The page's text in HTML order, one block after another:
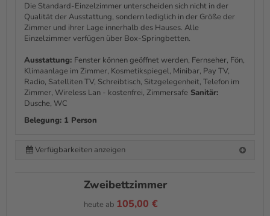
Die Standard-Einzelzimmer unterscheiden sich nicht in der
Qualität der Ausstattung, sondern lediglich in der Größe der
Zimmer und ihrer Lage innerhalb des Hauses. Alle
Einzelzimmer verfügen über Box-Springbetten.
Ausstattung: Fenster können geöffnet werden, Fernseher, Fön,
Klimaanlage im Zimmer, Kosmetikspiegel, Minibar, Pay TV,
Radio, Satelliten TV, Schreibtisch, Sitzgelegenheit, Telefon im
Zimmer, Wireless Lan - kostenfrei, Zimmersafe Sanitär:
Dusche, WC
Belegung: 1 Person
Verfügbarkeiten anzeigen
Zweibettzimmer
heute ab 105,00 €